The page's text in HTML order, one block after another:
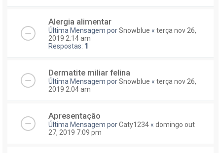
Alergia alimentar
Última Mensagem porSnowblue « terça nov 26,
2019 2:14 am
Respostas: 1
Dermatite miliar felina
Última Mensagem porSnowblue « terça nov 26,
2019 2:04 am
Apresentação
Última Mensagem porCaty1234 « domingo out
27, 2019 7:09 pm